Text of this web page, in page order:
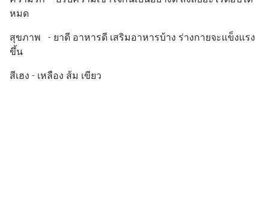
หมด
สุขภาพ - ยาดี อาหารดี เสริมอาหารบ้าง ร่างกายจะแข็งแรง
ขึ้น
สีเฮง - เหลือง ส้ม เขียว